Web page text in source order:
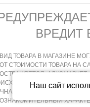
Наш сайт
ВРЕДИТ
ТОВАРА В МАГАЗИНЕ
СТОИМОСТИ ТОВАРА
И ДИСТАНЦИОННАЯ